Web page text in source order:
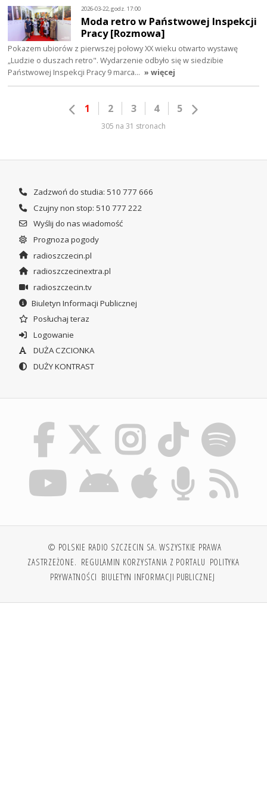
2026-03-22, godz. 17:00
Moda retro w Państwowej Inspekcji
Pracy [Rozmowa]
Pokazem ubiorów z pierwszej połowy XX wieku otwarto wystawę
„Ludzie o duszach retro". Wydarzenie odbyło się w siedzibie
Państwowej Inspekcji Pracy 9 marca… » więcej
1 2 3 4 5
305 na 31 stronach
Zadzwoń do studia: 510 777 666
Czujny non stop: 510 777 222
Wyślij do nas wiadomość
Prognoza pogody
radioszczecin.pl
radioszczecinextra.pl
radioszczecin.tv
Biuletyn Informacji Publicznej
Posłuchaj teraz
Logowanie
DUŻA CZCIONKA
DUŻY KONTRAST
© POLSKIE RADIO SZCZECIN SA. WSZYSTKIE PRAWA
ZASTRZEŻONE. REGULAMIN KORZYSTANIA Z PORTALU POLITYKA
PRYWATNOŚCI BIULETYN INFORMACJI PUBLICZNEJ